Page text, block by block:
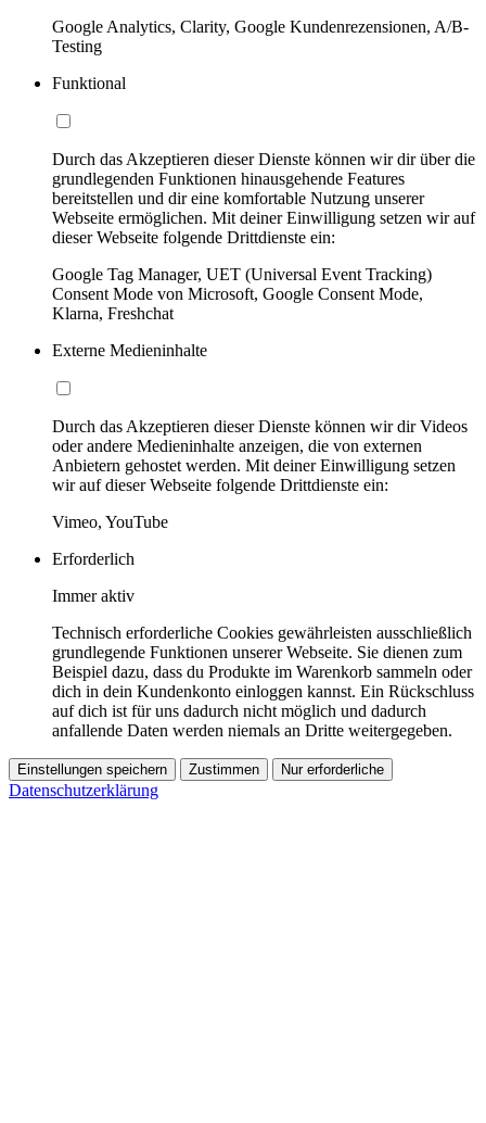
Google Analytics, Clarity, Google Kundenrezensionen, A/B-
Testing
Funktional
Durch das Akzeptieren dieser Dienste können wir dir über die
grundlegenden Funktionen hinausgehende Features
bereitstellen und dir eine komfortable Nutzung unserer
Webseite ermöglichen. Mit deiner Einwilligung setzen wir auf
dieser Webseite folgende Drittdienste ein:
Google Tag Manager, UET (Universal Event Tracking)
Consent Mode von Microsoft, Google Consent Mode,
Klarna, Freshchat
Externe Medieninhalte
Durch das Akzeptieren dieser Dienste können wir dir Videos
oder andere Medieninhalte anzeigen, die von externen
Anbietern gehostet werden. Mit deiner Einwilligung setzen
wir auf dieser Webseite folgende Drittdienste ein:
Vimeo, YouTube
Erforderlich
Immer aktiv
Technisch erforderliche Cookies gewährleisten ausschließlich
grundlegende Funktionen unserer Webseite. Sie dienen zum
Beispiel dazu, dass du Produkte im Warenkorb sammeln oder
dich in dein Kundenkonto einloggen kannst. Ein Rückschluss
auf dich ist für uns dadurch nicht möglich und dadurch
anfallende Daten werden niemals an Dritte weitergegeben.
Einstellungen speichern Zustimmen Nur erforderliche
Datenschutzerklärung